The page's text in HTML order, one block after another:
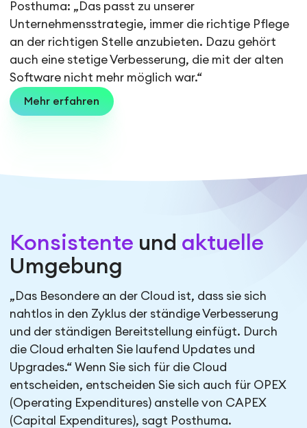
Posthuma: „Das passt zu unserer
Unternehmensstrategie, immer die richtige Pflege
an der richtigen Stelle anzubieten. Dazu gehört
auch eine stetige Verbesserung, die mit der alten
Software nicht mehr möglich war.“
Mehr erfahren
Konsistente und aktuelle
Umgebung
„Das Besondere an der Cloud ist, dass sie sich
nahtlos in den Zyklus der ständige Verbesserung
und der ständigen Bereitstellung einfügt. Durch
die Cloud erhalten Sie laufend Updates und
Upgrades.“ Wenn Sie sich für die Cloud
entscheiden, entscheiden Sie sich auch für OPEX
(Operating Expenditures) anstelle von CAPEX
(Capital Expenditures), sagt Posthuma.